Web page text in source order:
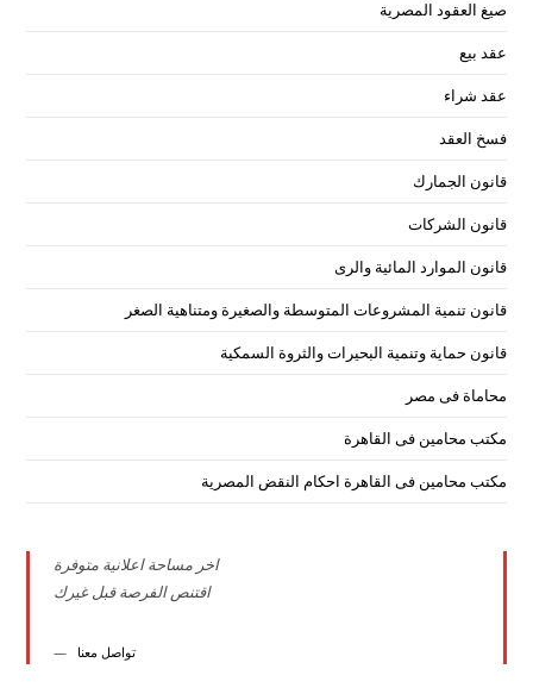
صيغ العقود المصرية
عقد بيع
عقد شراء
فسخ العقد
قانون الجمارك
قانون الشركات
قانون الموارد المائية والرى
قانون تنمية المشروعات المتوسطة والصغيرة ومتناهية الصغر
قانون حماية وتنمية البحيرات والثروة السمكية
محاماة فى مصر
مكتب محامين فى القاهرة
مكتب محامين فى القاهرة احكام النقض المصرية
اخر مساحة اعلانية متوفرة
اقتنص الفرصة قبل غيرك
تواصل معنا